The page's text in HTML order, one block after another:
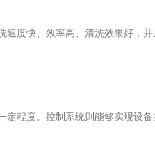
度快、效率高、清洗效果好，
程度。控制系统则能够实现设备